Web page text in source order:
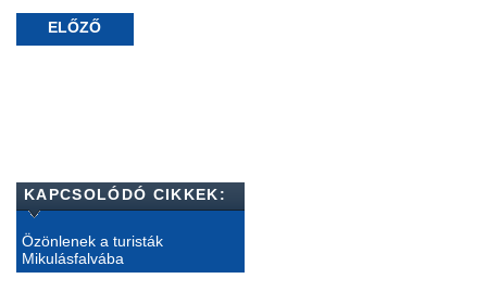
ELŐZŐ
KAPCSOLÓDÓ CIKKEK:
Özönlenek a turisták
Mikulásfalvába